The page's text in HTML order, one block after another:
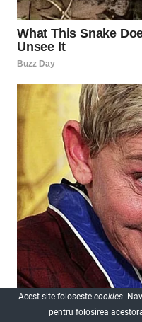
Acest site foloseste cookies.
pentru folosirea